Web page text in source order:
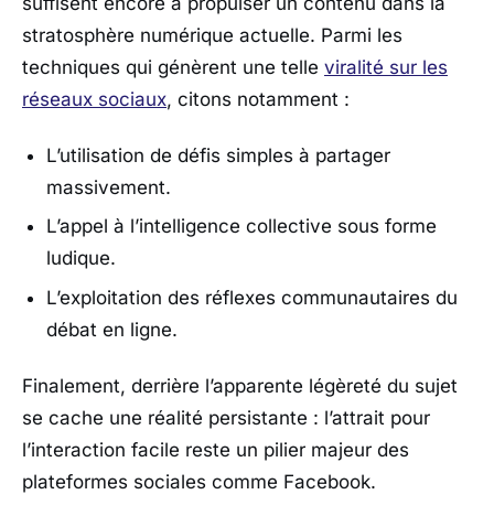
stratosphère numérique actuelle. Parmi les
techniques qui génèrent une telle viralité sur les
réseaux sociaux, citons notamment :
L’utilisation de défis simples à partager
massivement.
L’appel à l’intelligence collective sous forme
ludique.
L’exploitation des réflexes communautaires du
débat en ligne.
Finalement, derrière l’apparente légèreté du sujet
se cache une réalité persistante : l’attrait pour
l’interaction facile reste un pilier majeur des
plateformes sociales comme Facebook.